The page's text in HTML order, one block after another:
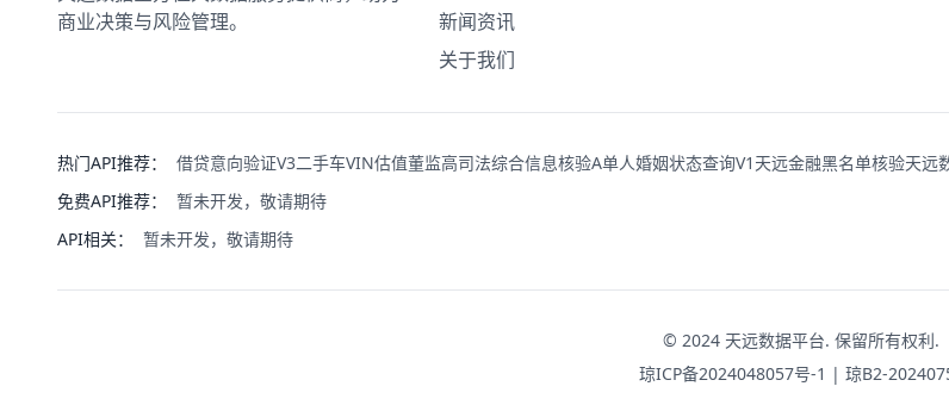
商业决策与风险管理。
新闻资讯
关于我们
热门API推荐： 借贷意向验证V3二手车VIN估值董监高司法综合信息核验A单人婚姻状态查询V1 天远金融黑名单核验天远
免费API推荐：
暂未开发，敬请期待
API相关：
暂未开发，敬请期待
© 2024 天远数据平台. 保留所有权利.
琼ICP备2024048057号-1 | 琼B2-